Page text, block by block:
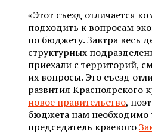
«Этот съезд отличается
подходить к вопросам
по бюджету. Завтра весь
структурных
приехали с территорий,
их вопросы. Это съезд
развития Красноярского
новое правительство,
бюджета нам необходимо
председатель краевого